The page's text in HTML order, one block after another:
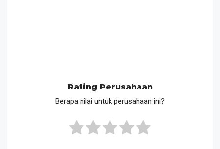
Rating Perusahaan
Berapa nilai untuk perusahaan ini?